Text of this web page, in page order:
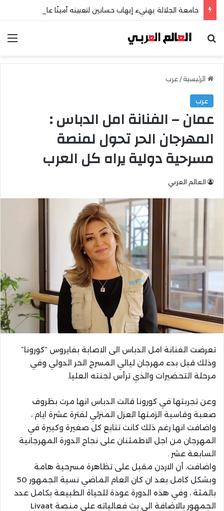
بحث عن
الرئيسية/ عرب
عرب
عمان – الفنانة امل الدباس :
المهرجان الحر تحول لمنصة
مسرحية دولية يراه كل العرب
العالم العربي
تعرضت الفنانة امل الدباس الى الاصابة بفايروس “كورونا”
وذلك قبل بدء مهرجان ليالي المسرح الحر الدولي وفي
مرحلة التحضيرات والذي ترأس لجنته العليا.
وعن تجربتها في كورونا قالت الدباس انها مرت بظروف
صعبة وقاسية الزمتها العزل المنزلي لفترة عشرة ايام ،
واضافت انها رغم ذلك كانت تتابع كل صغيرة وكبيرة في
المهرجان من اجل الاطمئنان على نجاح الدورة المهرجانية
السابعة عشر .
واضافت، أن الاردن مقبل على تظاهرة مسرحية هامة
وبشكل كامل بعد ان كان العام الماضي نسبة الجمهور 50
بالمئة ، وفي هذه الدورة عودة للحياة الطبيعة بكامل عدد
الجمهور بالاضافة الى بث فعالياته على منصة Livaat